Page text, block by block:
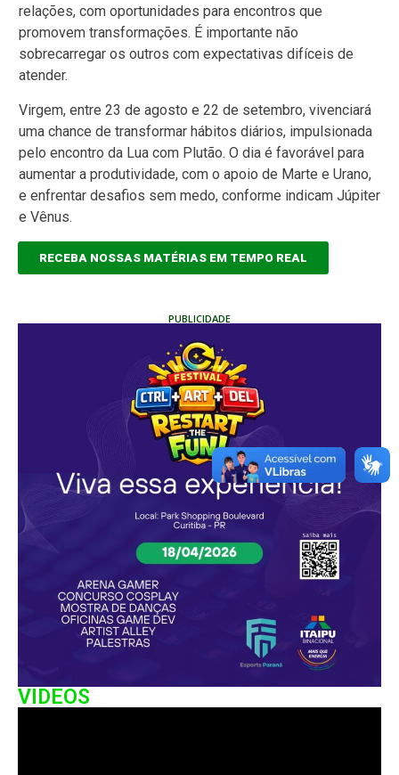
relações, com oportunidades para encontros que
promovem transformações. É importante não
sobrecarregar os outros com expectativas difíceis de
atender.
Virgem, entre 23 de agosto e 22 de setembro, vivenciará
uma chance de transformar hábitos diários, impulsionada
pelo encontro da Lua com Plutão. O dia é favorável para
aumentar a produtividade, com o apoio de Marte e Urano,
e enfrentar desafios sem medo, conforme indicam Júpiter
e Vênus.
RECEBA NOSSAS MATÉRIAS EM TEMPO REAL
PUBLICIDADE
VIDEOS